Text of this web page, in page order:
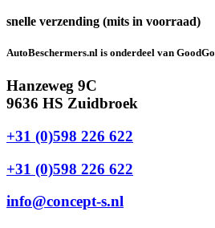
snelle verzending (mits in voorraad)
AutoBeschermers.nl is onderdeel van GoodGo
Hanzeweg 9C
9636 HS Zuidbroek
+31 (0)598 226 622
+31 (0)598 226 622
info@concept-s.nl